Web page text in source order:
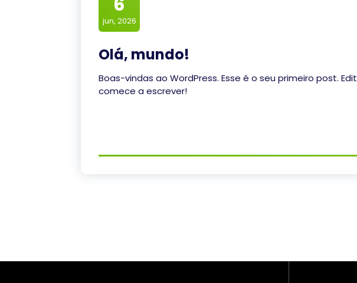
jun, 2026
Olá, mundo!
Boas-vindas ao WordPress. Esse é o seu primeiro post.
comece a escrever!